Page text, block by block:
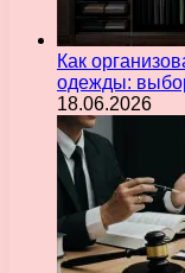
Как
одежды:
18.06.2026